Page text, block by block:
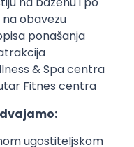
obavezu
ponašanja
& Spa centra
Fitnes centra
ugostiteljskom